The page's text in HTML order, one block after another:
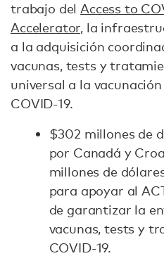
trabajo del Access to
Accelerator, la
a la adquisición
vacunas, tests y
universal a la
COVID-19.
$302 millones de
por Canadá y
millones de
para apoyar al
de garantizar la
vacunas, tests y
COVID-19.